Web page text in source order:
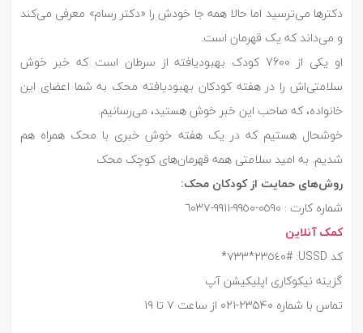
دكترها می‌ترسید اما حالا همه جا خودش را «دکتر رسام» معرفی می‌کند
و می‌داند که یک قهرمان است.
او یکی از 7600 کودک بهبودیافته از سرطان است که خبر خوش
سلامتی‌اش را در هفته کودکان بهبودیافته محک به شما اعضای این
خانواده، که صاحب این خبر خوش هستید، می‌رسانیم.
خوشحال هستیم که در یک هفته خوش خبری با محک همراه هم
شدیم. به امید سلامتی همه قهرمان‌های کوچک محک
روش‌های حمایت از کودکان محک:
شماره کارت : ٠٥٩٠-٩٩٥٠-٩٩١١-٦٠٣٧
کمک آنلاین
کد USSD: #٢٣٥٤٠*٧٣٣* ‏‎ ‌
گزینه نیکوکاری اپلیکیشن آپ
تماس با شماره ۲۳۵۴۰-۰۲۱ از ساعت ۷ تا ۱۹